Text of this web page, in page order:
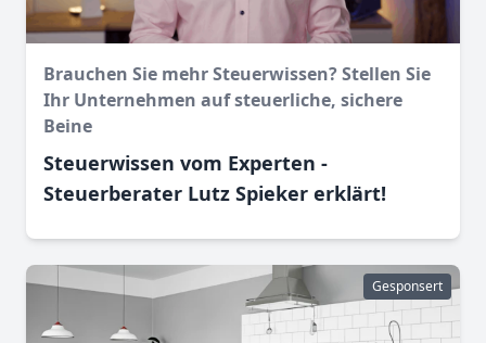
Brauchen Sie mehr Steuerwissen? Stellen Sie
Ihr Unternehmen auf steuerliche, sichere
Beine
Steuerwissen vom Experten -
Steuerberater Lutz Spieker erklärt!
Gesponsert